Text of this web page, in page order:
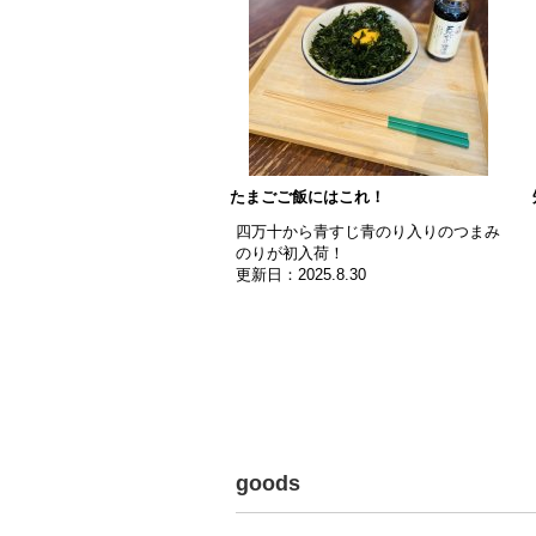
たまごご飯にはこれ！
四万十から青すじ青のり入りのつまみ
のりが初入荷！
更新日：2025.8.30
goods